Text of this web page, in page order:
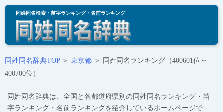
同姓同名検索・苗字ランキング・名前ランキング
同姓同名辞典TOP＞ 東京都 ＞ 同姓同名ランキング（400601位～
400700位）
同姓同名辞典は、全国と各都道府県別の同姓同名ランキング・苗
字ランキング・名前ランキングを紹介しているホームページで